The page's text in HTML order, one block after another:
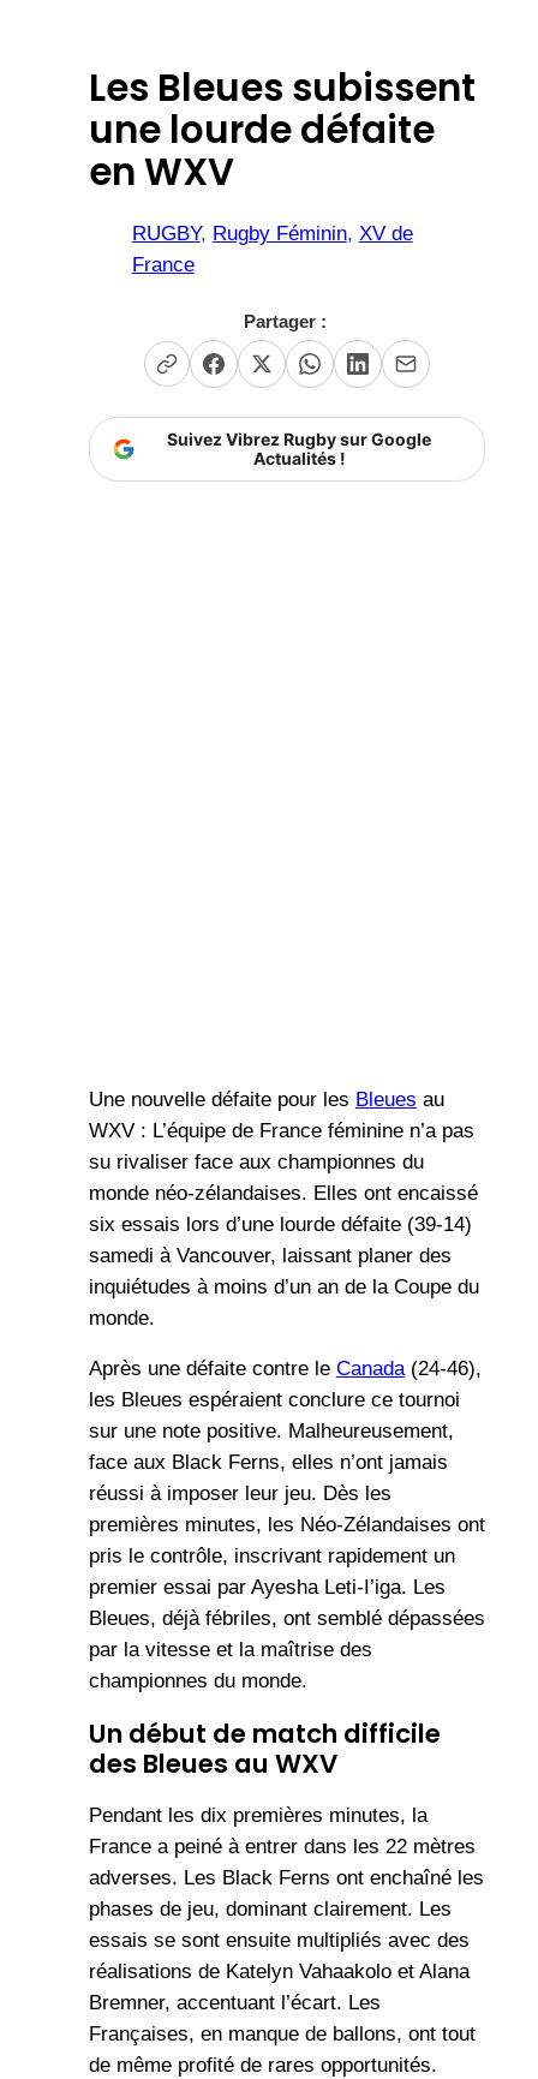
Les Bleues subissent
une lourde défaite
en WXV
RUGBY, Rugby Féminin, XV de
France
Partager :
Suivez Vibrez Rugby sur Google
Actualités !
Une nouvelle défaite pour les Bleues au
WXV : L’équipe de France féminine n’a pas
su rivaliser face aux championnes du
monde néo-zélandaises. Elles ont encaissé
six essais lors d’une lourde défaite (39-14)
samedi à Vancouver, laissant planer des
inquiétudes à moins d’un an de la Coupe du
monde.
Après une défaite contre le Canada(24-46),
les Bleues espéraient conclure ce tournoi
sur une note positive. Malheureusement,
face aux Black Ferns, elles n’ont jamais
réussi à imposer leur jeu. Dès les
premières minutes, les Néo-Zélandaises ont
pris le contrôle, inscrivant rapidement un
premier essai par Ayesha Leti-I’iga. Les
Bleues, déjà fébriles, ont semblé dépassées
par la vitesse et la maîtrise des
championnes du monde.
Un début de match difficile
des Bleues au WXV
Pendant les dix premières minutes, la
France a peiné à entrer dans les 22 mètres
adverses. Les Black Ferns ont enchaîné les
phases de jeu, dominant clairement. Les
essais se sont ensuite multipliés avec des
réalisations de Katelyn Vahaakolo et Alana
Bremner, accentuant l’écart. Les
Françaises, en manque de ballons, ont tout
de même profité de rares opportunités.